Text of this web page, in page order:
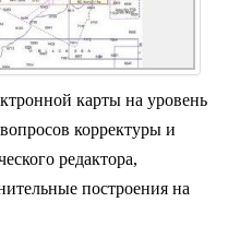
карты на уровень
корректуры и
редактора,
построения на